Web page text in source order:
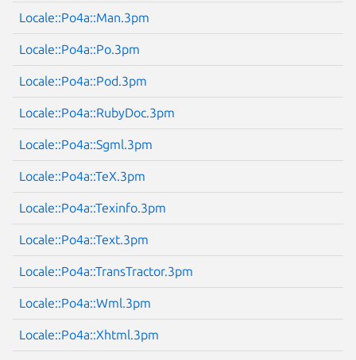
Locale::Po4a::Man.3pm
Locale::Po4a::Po.3pm
Locale::Po4a::Pod.3pm
Locale::Po4a::RubyDoc.3pm
Locale::Po4a::Sgml.3pm
Locale::Po4a::TeX.3pm
Locale::Po4a::Texinfo.3pm
Locale::Po4a::Text.3pm
Locale::Po4a::TransTractor.3pm
Locale::Po4a::Wml.3pm
Locale::Po4a::Xhtml.3pm
Next page